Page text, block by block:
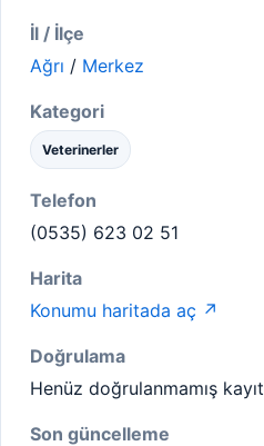
İl / İlçe
Ağrı / Merkez
Kategori
Veterinerler
Telefon
(0535) 623 02 51
Harita
Konumu haritada aç ↗
Doğrulama
Henüz doğrulanmamış kayıt
Son güncelleme